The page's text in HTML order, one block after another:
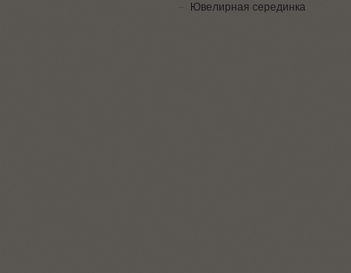
Ювелирная серединка